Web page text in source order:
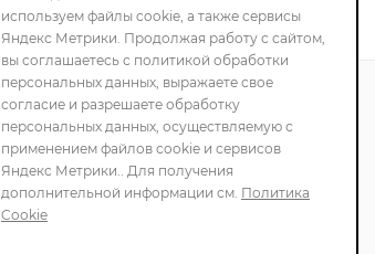
ПОЛИТИКА
КОНФИДЕНЦИАЛЬНОСТИ
используем файлы cookie, а также сервисы
Яндекс Метрики. Продолжая работу с сайтом,
вы соглашаетесь с политикой обработки
персональных данных, выражаете свое
согласие и разрешаете обработку
персональных данных, осуществляемую с
применением файлов cookie и сервисов
Яндекс Метрики.. Для получения
дополнительной информации см. Политика
Cookie